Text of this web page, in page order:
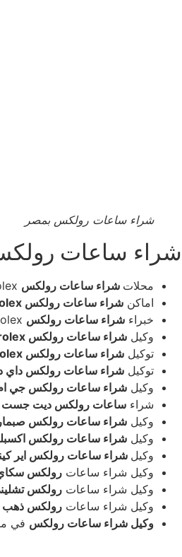
شراء ساعات رولكس بمصر
شراء ساعات
محلات شراء ساعات رولكس
اماكن شراء ساعات رولكس rolex
خبراء شراء ساعات رولكس
وكيل شراء ساعات رولكس rolex يخت ماستر
توكيل شراء ساعات رولكس rolex دايتونا
توكيل شراء ساعات رولكس داي
وكيل شراء ساعات رولكس جي
شراء ساعات رولكس ديت جست
وكيل شراء ساعات رولكس
وكيل شراء ساعات رولكس
وكيل شراء ساعات رولكس اير
وكيل شراء ساعات رولكس سكاي
وكيل شراء ساعات رولكس
وكيل شراء ساعات رولكس ذهب
وكيل شراء ساعات رولكس في